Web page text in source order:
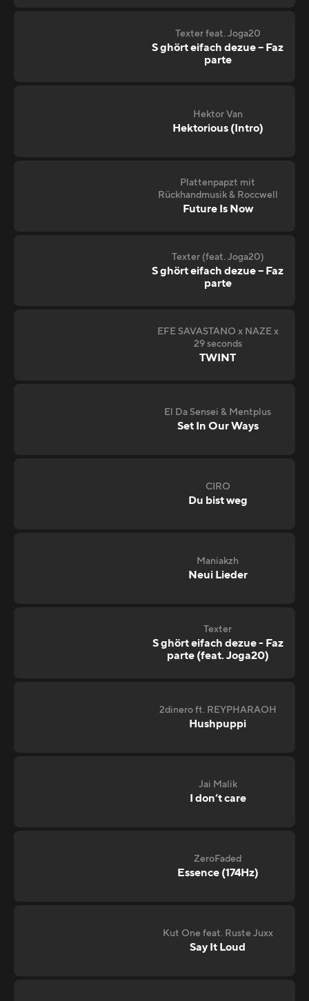
Texter feat. Joga20
S ghört eifach dezue – Faz
parte
Hektor Van
Hektorious (Intro)
Plattenpapzt mit
Rückhandmusik & Roccwell
Future Is Now
Texter (feat. Joga20)
S ghört eifach dezue – Faz
parte
EFE SAVASTANO x NAZE x
29 seconds
TWINT
El Da Sensei & Mentplus
Set In Our Ways
CIRO
Du bist weg
Maniakzh
Neui Lieder
Texter
S ghört eifach dezue - Faz
parte (feat. Joga20)
2dinero ft. REYPHARAOH
Hushpuppi
Jai Malik
I don‘t care
ZeroFaded
Essence (174Hz)
Kut One feat. Ruste Juxx
Say It Loud